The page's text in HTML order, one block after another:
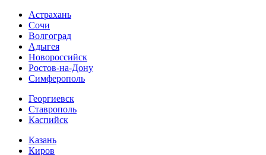
Астрахань
Сочи
Волгоград
Адыгея
Новороссийск
Ростов-на-Дону
Симферополь
Георгиевск
Ставрополь
Каспийск
Казань
Киров